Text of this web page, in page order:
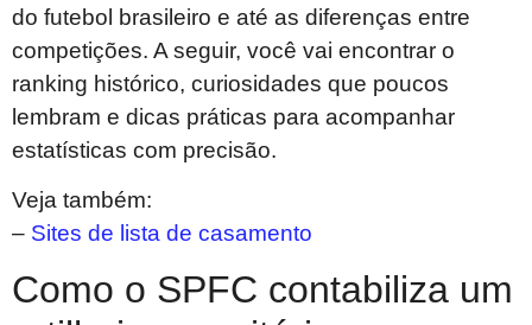
do futebol brasileiro e até as diferenças entre
competições. A seguir, você vai encontrar o
ranking histórico, curiosidades que poucos
lembram e dicas práticas para acompanhar
estatísticas com precisão.
Veja também:
– Sites de lista de casamento
Como o SPFC contabiliza um